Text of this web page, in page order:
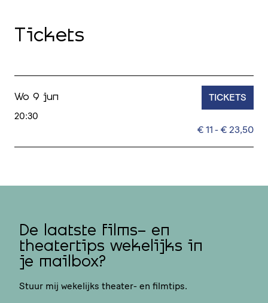
Tickets
Wo 9 jun
20:30
€ 11 - € 23,50
TICKETS
De laatste films- en
theatertips wekelijks in
je mailbox?
Stuur mij wekelijks theater- en filmtips.